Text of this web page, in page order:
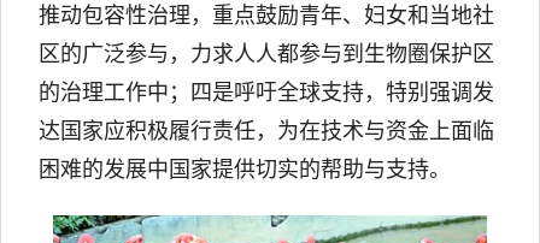
推动包容性治理，重点鼓励青年、妇女和当地社
区的广泛参与，力求人人都参与到生物圈保护区
的治理工作中；四是呼吁全球支持，特别强调发
达国家应积极履行责任，为在技术与资金上面临
困难的发展中国家提供切实的帮助与支持。